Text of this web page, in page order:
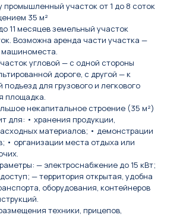
промышленный участок от 1 до 8 соток
35 м²
11 месяцев земельный участок
Возможна аренда части участка —
машиноместа.
угловой — с одной стороны
дороге, с другой — к
подъезд для грузового и легкового
площадка.
некапитальное строение (35 м²)
для: • хранения продукции,
материалов; • демонстрации
• организации места отдыха или
— электроснабжение до 15 кВт;
— территория открытая, удобна
оборудования, контейнеров
техники, прицепов,